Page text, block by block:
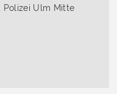
Polizei Ulm Mitte